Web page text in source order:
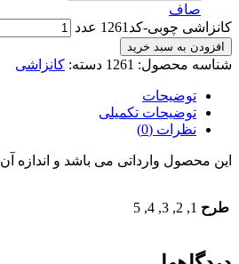
صاف
کانزاشی چوبی-کد1261 عدد
افزودن به سبد خرید
شناسه محصول: 1261 دسته: کانزاشی
توضیحات
توضیحات تکمیلی
نظرات (0)
این محصول وارداتی می باشد و اندازه آن 15 سانت می باشد.
طرح 1, 2, 3, 4, 5